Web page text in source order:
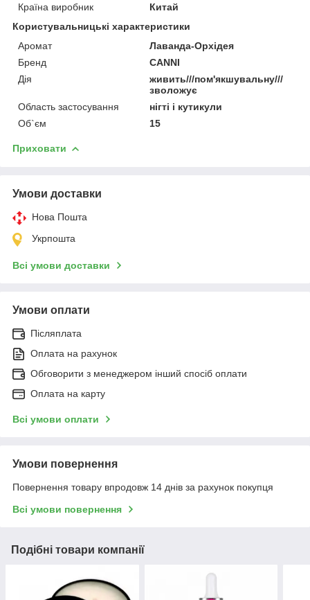
Країна виробник
Китай
Користувальницькі характеристики
Аромат
Лаванда-Орхідея
Бренд
CANNI
Дія
живить///пом'якшувальну///
зволожує
Область застосування
нігті і кутикули
Об`єм
15
Приховати
Умови доставки
Нова Пошта
Укрпошта
Всі умови доставки
Умови оплати
Післяплата
Оплата на рахунок
Обговорити з менеджером інший спосіб оплати
Оплата на карту
Всі умови оплати
Умови повернення
Повернення товару впродовж 14 днів за рахунок покупця
Всі умови повернення
Подібні товари компанії